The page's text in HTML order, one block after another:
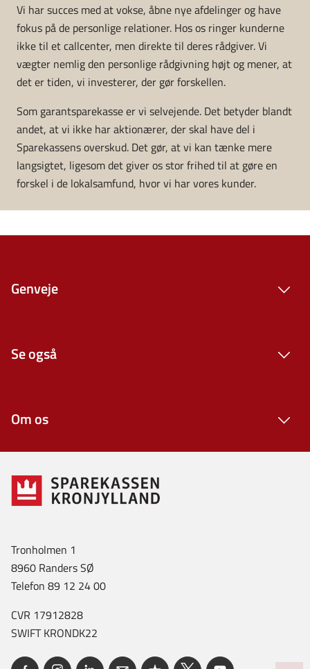
Vi har succes med at vokse, åbne nye afdelinger og have
fokus på de personlige relationer. Hos os ringer kunderne
ikke til et callcenter, men direkte til deres rådgiver. Vi
vægter nemlig den personlige rådgivning højt og mener, at
det er tiden, vi investerer, der gør forskellen.
Som garantsparekasse er vi selvejende. Det betyder blandt
andet, at vi ikke har aktionærer, der skal have del i
Sparekassens overskud. Det gør, at vi kan tænke mere
langsigtet, ligesom det giver os stor frihed til at gøre en
forskel i de lokalsamfund, hvor vi har vores kunder.
Genveje
Se også
Om os
Tronholmen 1
8960 Randers SØ
Telefon 89 12 24 00
CVR 17912828
SWIFT KRONDK22